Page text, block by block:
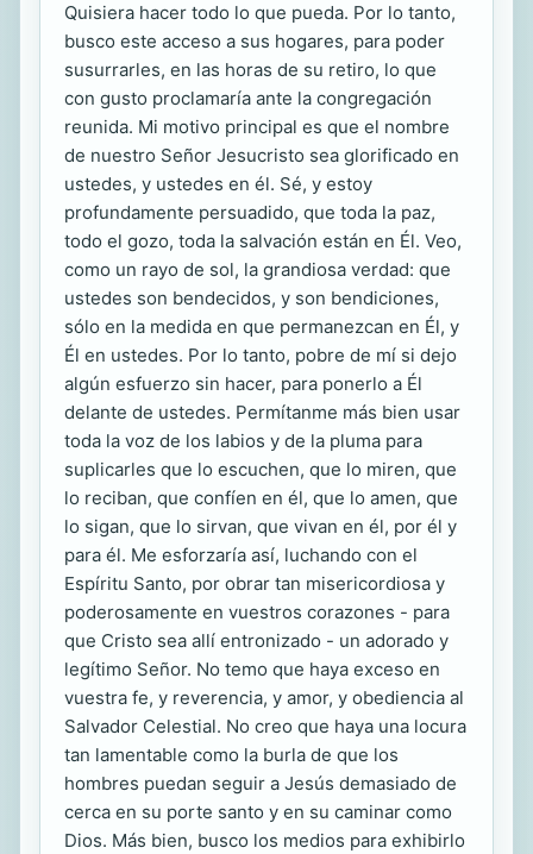
Quisiera hacer todo lo que pueda. Por lo tanto,
busco este acceso a sus hogares, para poder
susurrarles, en las horas de su retiro, lo que
con gusto proclamaría ante la congregación
reunida. Mi motivo principal es que el nombre
de nuestro Señor Jesucristo sea glorificado en
ustedes, y ustedes en él. Sé, y estoy
profundamente persuadido, que toda la paz,
todo el gozo, toda la salvación están en Él. Veo,
como un rayo de sol, la grandiosa verdad: que
ustedes son bendecidos, y son bendiciones,
sólo en la medida en que permanezcan en Él, y
Él en ustedes. Por lo tanto, pobre de mí si dejo
algún esfuerzo sin hacer, para ponerlo a Él
delante de ustedes. Permítanme más bien usar
toda la voz de los labios y de la pluma para
suplicarles que lo escuchen, que lo miren, que
lo reciban, que confíen en él, que lo amen, que
lo sigan, que lo sirvan, que vivan en él, por él y
para él. Me esforzaría así, luchando con el
Espíritu Santo, por obrar tan misericordiosa y
poderosamente en vuestros corazones - para
que Cristo sea allí entronizado - un adorado y
legítimo Señor. No temo que haya exceso en
vuestra fe, y reverencia, y amor, y obediencia al
Salvador Celestial. No creo que haya una locura
tan lamentable como la burla de que los
hombres puedan seguir a Jesús demasiado de
cerca en su porte santo y en su caminar como
Dios. Más bien, busco los medios para exhibirlo